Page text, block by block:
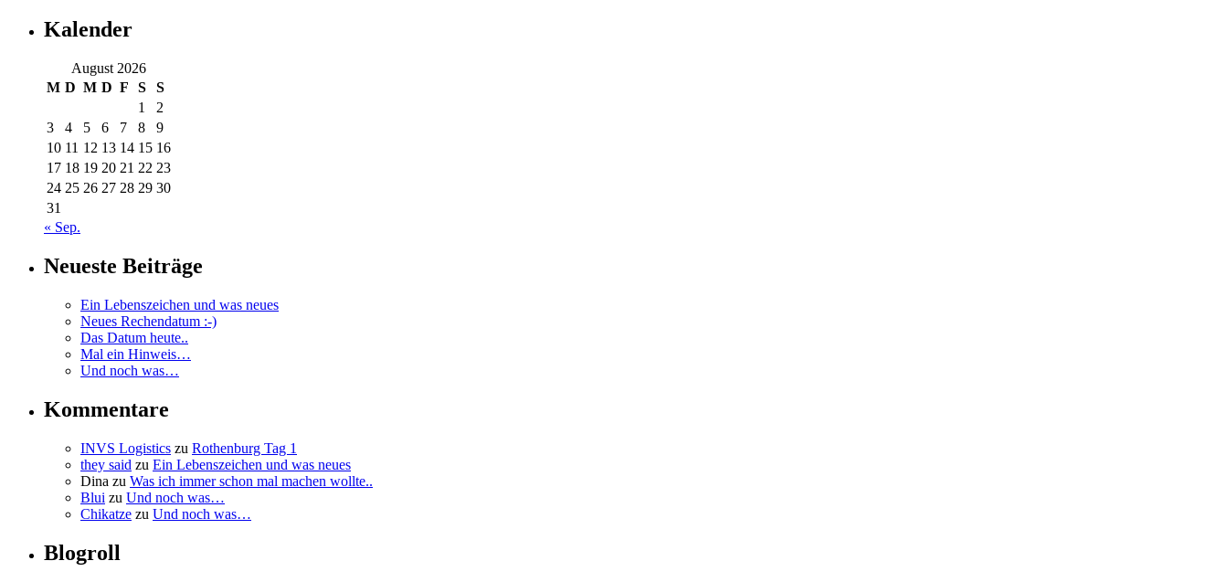
Kalender
August 2026
M D M D F S
S
1
2
3
4 5 6 7 8
9
10 11 12 13 14 15 16
17 18 19 20 21 22 23
24 25 26 27 28 29 30
31
« Sep.
Neueste Beiträge
Ein Lebenszeichen und was neues
Neues Rechendatum :-)
Das Datum heute..
Mal ein Hinweis…
Und noch was…
Kommentare
INVS Logistics zu Rothenburg Tag 1
they said zu Ein Lebenszeichen und was neues
Dina zu Was ich immer schon mal machen wollte..
Blui zu Und noch was…
Chikatze zu Und noch was…
Blogroll